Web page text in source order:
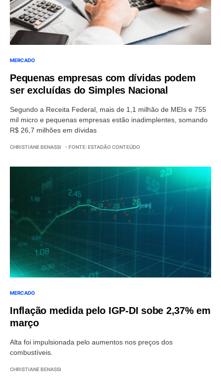
MERCADO
Pequenas empresas com dívidas podem
ser excluídas do Simples Nacional
Segundo a Receita Federal, mais de 1,1 milhão de MEIs e 755
mil micro e pequenas empresas estão inadimplentes, somando
R$ 26,7 milhões em dívidas
CHRISTIANE BENASSI - FONTE: ESTADÃO CONTEÚDO
MERCADO
Inflação medida pelo IGP-DI sobe 2,37% em
março
Alta foi impulsionada pelo aumentos nos preços dos
combustíveis.
CHRISTIANE BENASSI